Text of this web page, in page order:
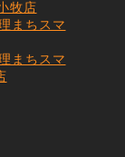
牧店
まちスマ
まちスマ